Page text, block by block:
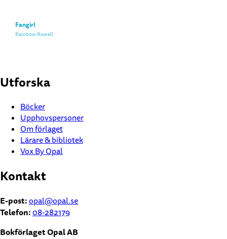
Fangirl
Rainbow Rowell
Utforska
Böcker
Upphovspersoner
Om förlaget
Lärare & bibliotek
Vox By Opal
Kontakt
E-post:opal@opal.se
Telefon:08-282179
Bokförlaget Opal AB